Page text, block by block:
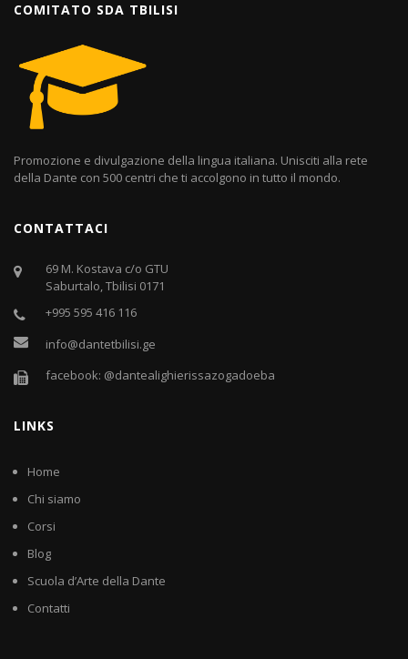
COMITATO SDA TBILISI
Promozione e divulgazione della lingua italiana. Unisciti alla rete
della Dante con 500 centri che ti accolgono in tutto il mondo.
CONTATTACI
69 M. Kostava c/o GTU
Saburtalo, Tbilisi 0171
+995 595 416 116
info@dantetbilisi.ge
facebook: @dantealighierissazogadoeba
LINKS
Home
Chi siamo
Corsi
Blog
Scuola d’Arte della Dante
Contatti